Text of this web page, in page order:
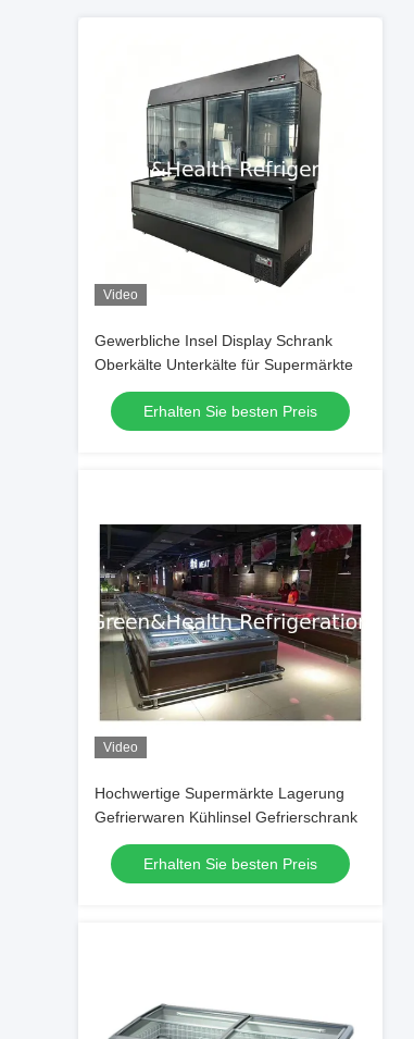
Video
Gewerbliche Insel Display Schrank
Oberkälte Unterkälte für Supermärkte
Erhalten Sie besten Preis
Video
Hochwertige Supermärkte Lagerung
Gefrierwaren Kühlinsel Gefrierschrank
Erhalten Sie besten Preis